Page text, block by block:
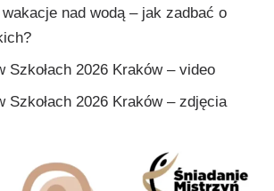
nad wodą – jak zadbać o
Szkołach 2026 Kraków – video
Szkołach 2026 Kraków – zdjęcia